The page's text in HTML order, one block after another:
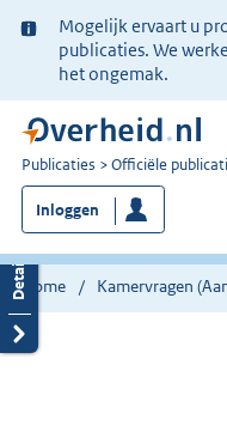
Ter
informatie:
Mogelijk ervaart u
publicaties. We
het ongemak.
U
bent
nu
hier:
Publicaties Officiële
Inloggen
Home Kamervragen